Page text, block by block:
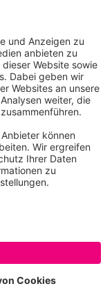
werden
für
befreit
unter der